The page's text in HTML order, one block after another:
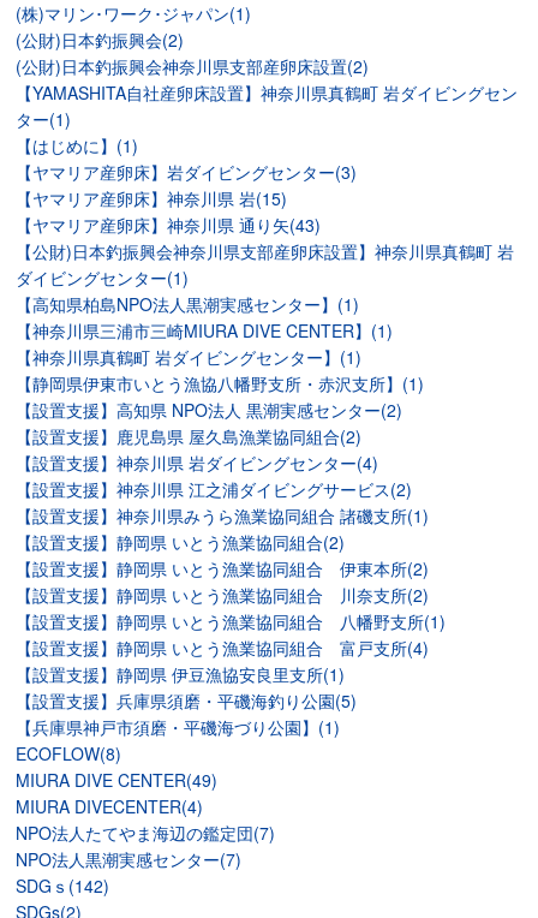
(株)マリン･ワーク･ジャパン(1)
(公財)日本釣振興会(2)
(公財)日本釣振興会神奈川県支部産卵床設置(2)
【YAMASHITA自社産卵床設置】神奈川県真鶴町 岩ダイビングセン
ター(1)
【はじめに】(1)
【ヤマリア産卵床】岩ダイビングセンター(3)
【ヤマリア産卵床】神奈川県 岩(15)
【ヤマリア産卵床】神奈川県 通り矢(43)
【公財)日本釣振興会神奈川県支部産卵床設置】神奈川県真鶴町 岩
ダイビングセンター(1)
【高知県柏島NPO法人黒潮実感センター】(1)
【神奈川県三浦市三崎MIURA DIVE CENTER】(1)
【神奈川県真鶴町 岩ダイビングセンター】(1)
【静岡県伊東市いとう漁協八幡野支所・赤沢支所】(1)
【設置支援】高知県 NPO法人 黒潮実感センター(2)
【設置支援】鹿児島県 屋久島漁業協同組合(2)
【設置支援】神奈川県 岩ダイビングセンター(4)
【設置支援】神奈川県 江之浦ダイビングサービス(2)
【設置支援】神奈川県みうら漁業協同組合 諸磯支所(1)
【設置支援】静岡県 いとう漁業協同組合(2)
【設置支援】静岡県 いとう漁業協同組合 伊東本所(2)
【設置支援】静岡県 いとう漁業協同組合 川奈支所(2)
【設置支援】静岡県 いとう漁業協同組合 八幡野支所(1)
【設置支援】静岡県 いとう漁業協同組合 富戸支所(4)
【設置支援】静岡県 伊豆漁協安良里支所(1)
【設置支援】兵庫県須磨・平磯海釣り公園(5)
【兵庫県神戸市須磨・平磯海づり公園】(1)
ECOFLOW(8)
MIURA DIVE CENTER(49)
MIURA DIVECENTER(4)
NPO法人たてやま海辺の鑑定団(7)
NPO法人黒潮実感センター(7)
SDGｓ(142)
SDGs(2)